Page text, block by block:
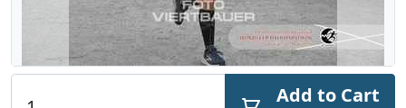
Add to Cart